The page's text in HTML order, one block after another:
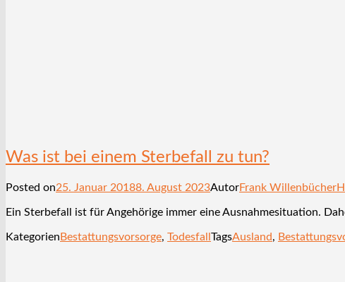
Was ist bei einem Sterbefall zu tun?
Posted on25. Januar 20188. August 2023AutorFrank Willenbücher
Ein Sterbefall ist für Angehörige immer eine Ausnahmesituation.
Kategorien Bestattungsvorsorge, Todesfall TagsAusland,